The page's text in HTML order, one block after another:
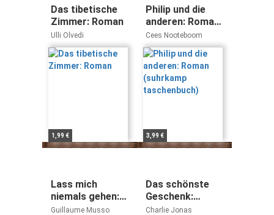
Das tibetische
Zimmer: Roman
Ulli Olvedi
1,99 €
Philip und die
anderen: Roman
(suhrkamp
taschenbuch)
Cees Nooteboom
3,99 €
Lass mich
niemals gehen:
Roman
Guillaume Musso
Das schönste
Geschenk:
Roman
Charlie Jonas